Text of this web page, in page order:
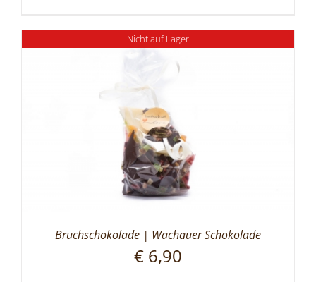
Nicht auf Lager
Bruchschokolade | Wachauer Schokolade
€ 6,90